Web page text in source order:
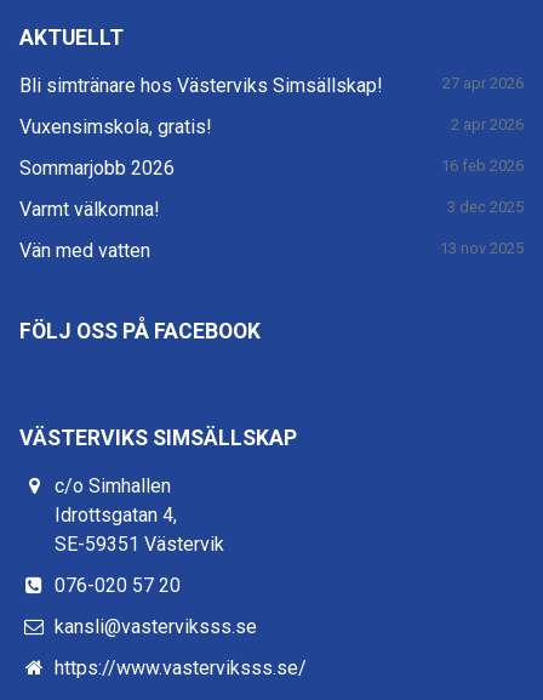
AKTUELLT
Bli simtränare hos Västerviks Simsällskap! 27 apr 2026
Vuxensimskola, gratis! 2 apr 2026
Sommarjobb 2026 16 feb 2026
Varmt välkomna! 3 dec 2025
Vän med vatten 13 nov 2025
FÖLJ OSS PÅ FACEBOOK
VÄSTERVIKS SIMSÄLLSKAP
c/o Simhallen
Idrottsgatan 4,
SE-59351 Västervik
076-020 57 20
kansli@vasterviksss.se
https://www.vasterviksss.se/